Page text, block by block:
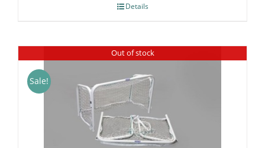
Details
Out of stock
Sale!